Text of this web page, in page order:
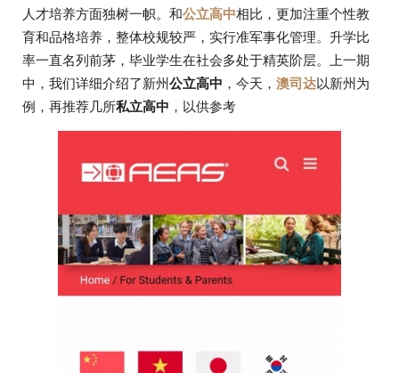
人才培养方面独树一帜。和公立高中相比，更加注重个性教
育和品格培养，整体校规较严，实行准军事化管理。升学比
率一直名列前茅，毕业学生在社会多处于精英阶层。上一期
中，我们详细介绍了新州公立高中 ，今天， 澳司达以新州为
例，再推荐几所私立高中 ，以供参考